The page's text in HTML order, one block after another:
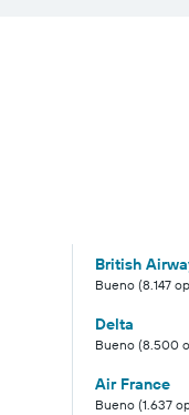
British
Bueno (8.147
Delta
Bueno (8.500
Air France
Bueno (1.637